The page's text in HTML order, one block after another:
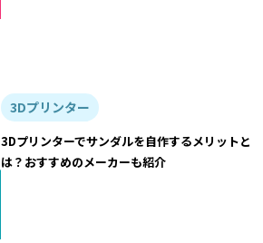
3Dプリンター
3Dプリンターでサンダルを自作するメリットと
は？おすすめのメーカーも紹介